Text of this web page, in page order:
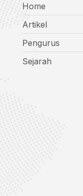
Home
Artikel
Pengurus
Sejarah